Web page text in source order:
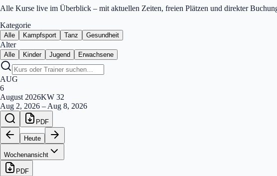
Alle Kurse live im Überblick – mit aktuellen Zeiten, freien Plätzen und direkter
Kategorie
Alle Kampfsport Tanz Gesundheit
Alter
Alle Kinder Jugend Erwachsene
AUG
6
August 2026KW 32
Aug 2, 2026 – Aug 8, 2026
PDF
Heute
Wochenansicht
PDF